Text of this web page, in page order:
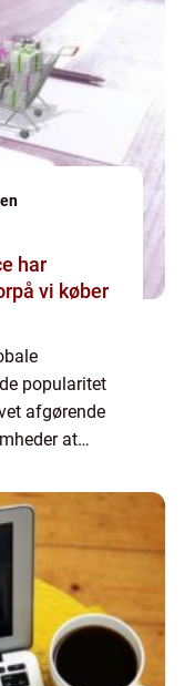
har
vi køber
popularitet
afgørende
at
vil give en